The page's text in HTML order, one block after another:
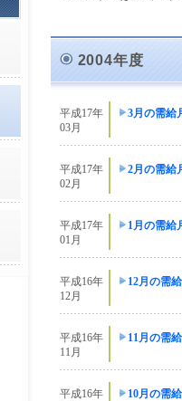
2004年度
平成17年
03月
3月の需給
平成17年
02月
2月の需給
平成17年
01月
1月の需給
平成16年
12月
12月の需
平成16年
11月
11月の需
平成16年
10月の需